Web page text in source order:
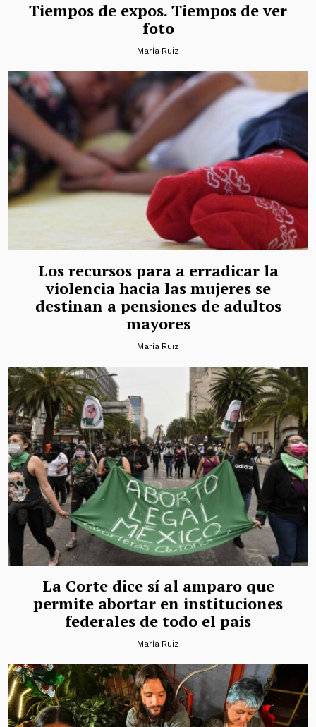
Tiempos de expos. Tiempos de ver
foto
María Ruiz
Los recursos para a erradicar la
violencia hacia las mujeres se
destinan a pensiones de adultos
mayores
María Ruiz
La Corte dice sí al amparo que
permite abortar en instituciones
federales de todo el país
María Ruiz